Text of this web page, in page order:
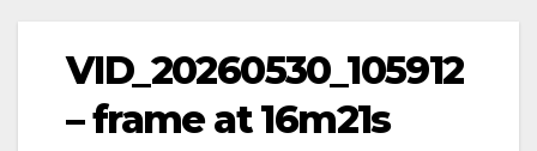
VID_20260530_105912
– frame at 16m21s